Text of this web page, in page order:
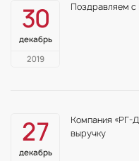
30
декабрь
2019
Поздравляем
27
декабрь
Компания «РГ-
выручку